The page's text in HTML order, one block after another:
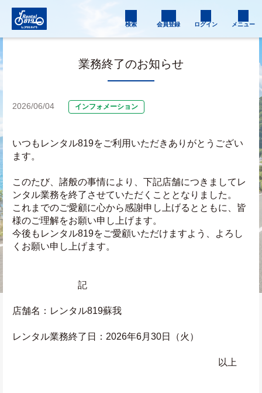
検索 会員登録 ログイン メニュー
業務終了のお知らせ
2026/06/04 インフォメーション
いつもレンタル819をご利用いただきありがとうござい
ます。
このたび、諸般の事情により、下記店舗につきましてレ
ンタル業務を終了させていただくこととなりました。
これまでのご愛顧に心から感謝申し上げるとともに、皆
様のご理解をお願い申し上げます。
今後もレンタル819をご愛顧いただけますよう、よろし
くお願い申し上げます。
記
店舗名：レンタル819蘇我
レンタル業務終了日：2026年6月30日（火）
以上